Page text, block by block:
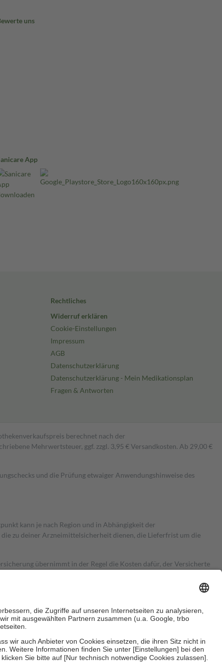
uns
App
Rechtliches
Widerruf erklären
Cookie-Einstellungen
Impressum
AGB
Datenschutzerklärung
Datenschutzerklärung - Mein Medikationsplan
Fragen & Antworten
berechnet nach der
Mehrwertsteuer, ggf. zzgl. 3,95 € Versandkosten. Ab 29,00 €
und die Prüfung etwaiger Anwendungshinweise des
kann je nach Region und in Abhängigkeit der
zu deiner Arzneimittelsicherheit dienen, die Lieferfrist um die
übernimmt in der Regel die Kosten dafür, der Versicherte
Es sind jedoch nie mehr als die tatsächlichen Kosten der Leistung
Zuzahlungen